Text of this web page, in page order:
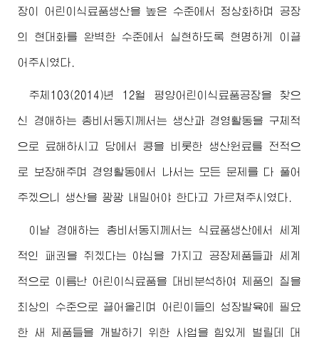
장이 어린이식료품생산을 높은 수준에서 정상화하며 공장
의 현대화를 완벽한 수준에서 실현하도록 현명하게 이끌
어주시였다.
주체103(2014)년 12월 평양어린이식료품공장을 찾으
신 경애하는 총비서동지 께서는 생산과 경영활동을 구체적
으로 료해하시고 당에서 콩을 비롯한 생산원료를 전적으
로 보장해주며 경영활동에서 나서는 모든 문제를 다 풀어
주겠으니 생산을 꽝꽝 내밀어야 한다고 가르쳐주시였다.
이날 경애하는 총비서동지 께서는 식료품생산에서 세계
적인 패권을 쥐겠다는 야심을 가지고 공장제품들과 세계
적으로 이름난 어린이식료품을 대비분석하여 제품의 질을
최상의 수준으로 끌어올리며 어린이들의 성장발육에 필요
한 새 제품들을 개발하기 위한 사업을 힘있게 벌릴데 대